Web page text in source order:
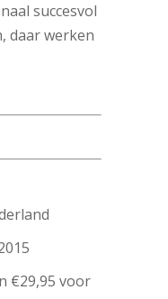
succesvol
daar werken
€29,95 voor